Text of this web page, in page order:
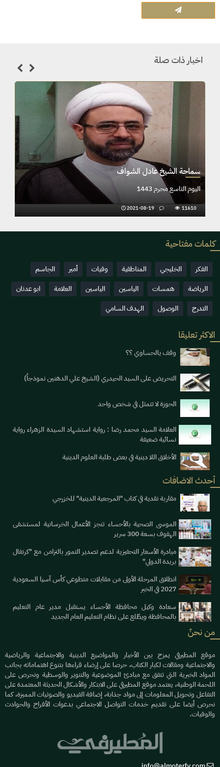
اخبار ذات صلة
سماحة الشيخ عادل الشواف
اليوم التاسع محرم 1443
كلمات مفتاحية
الفكر الخليجي المناطقية وفيات أمير
الجاسم
الرياضة
همسات الياسين الياسين العلامة
ابو عدنان
التدرج
الوصول الهدف السامي
الاكثر تعليقا
وقف يالحساوي ؟؟
التحريض على السيد الحيدري (الشيخ علي الدهنين نموذجاً)
الحوزة لا تتمثل في شخص واحد
العلامة السيد محمد رضا : رواية استشهاد السيدة الزهراء رواية
نسائية ضعيفة
الأخلاق اللا دينية في بعض طلبة العلوم الدينية
أحدث الاضافات
مقاربة نقدية في كتاب "المرجعية الدينية" للخزرجي
الموسى الصحية بالأحساء تنجز الأعمال الخرسانية لمستشفى
الهفوف بسعة 300 سرير
مبادرة الأسعار التحفيزية لدعم تصدير التمور بالتزامن مع "كرنفال
بريدة الدولي"
انطلاق المرحلة الأولى من مقابلات متطوعي كأس آسيا السعودية
2027 في الخبر
سعادة وكيل محافظة الأحساء يستقبل مدير عام التعليم
بالمحافظة ويطّلع على نظام التعليم العام الجديد
من نحنٌ
موقع المطيرفي يمزج بين الأخبار والمواضيع الدينية والاجتماعية والرياضية
والاجتماعية ومقالات لكبار الكتاب، حرصا على إرضاء قراءها بتنوع اهتماماته بجانب
المواد الخبرية التي تتفق مع مبادئ الموضوعية والتنوير والوسطية ونحرص على
اللحمة الوطنية، يعتمد موقع المطيرفي على الابتكار والأشكال الحديثة المعتمدة على
التفاعل وتحويل المعلومات إلى مواد جذابة، إضافة الفيديو والصوتيات المميزة، كما
نحرص أيضا على تقديم خدمات التواصل الاجتماعي بدعوات الأفراح والحوادث
والوفيات.